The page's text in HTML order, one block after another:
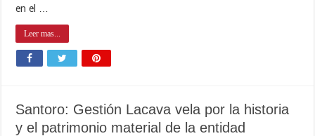
en el …
Leer mas...
Santoro: Gestión Lacava vela por la historia
y el patrimonio material de la entidad